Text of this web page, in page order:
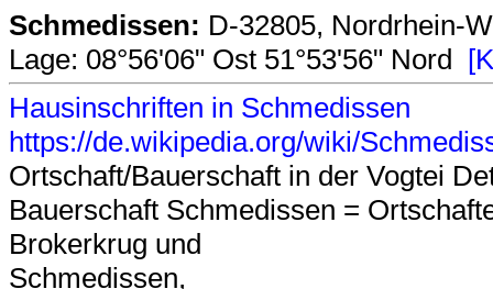
Schmedissen: D-32805, Nordrhein-
Lage: 08°56'06" Ost 51°53'56" Nord
Hausinschriften in Schmedissen
https://de.wikipedia.org/wiki/
Ortschaft/Bauerschaft in der Vogtei
Bauerschaft Schmedissen =
Brokerkrug und
Schmedissen,